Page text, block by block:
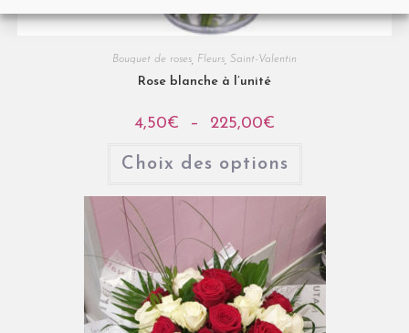
Bouquet de roses Fleurs Saint-Valentin
Rose blanche à l’unité
4,50€ – 225,00€
Choix des options